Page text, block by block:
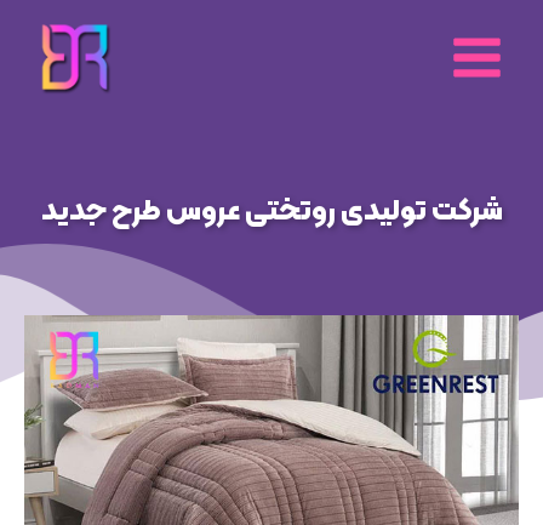
محتوا
شرکت تولیدی روتختی عروس طرح جدید